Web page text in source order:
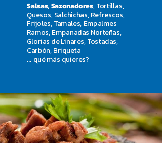
Salsas, Sazonadores, Tortillas,
Quesos, Salchichas, Refrescos,
Frijoles, Tamales, Empalmes
Ramos, Empanadas Norteñas,
Glorias de Linares, Tostadas,
Carbón, Briqueta
... qué más quieres?